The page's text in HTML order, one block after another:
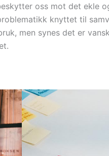
oss mot det ekle
knyttet til
men synes det er